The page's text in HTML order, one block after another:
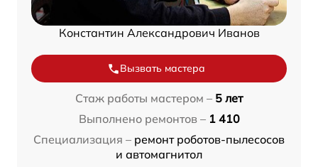
Константин Александрович Иванов
Вызвать мастера
Стаж работы мастером – 5 лет
Выполнено ремонтов – 1 410
Специализация – ремонт роботов-пылесосов
и автомагнитол